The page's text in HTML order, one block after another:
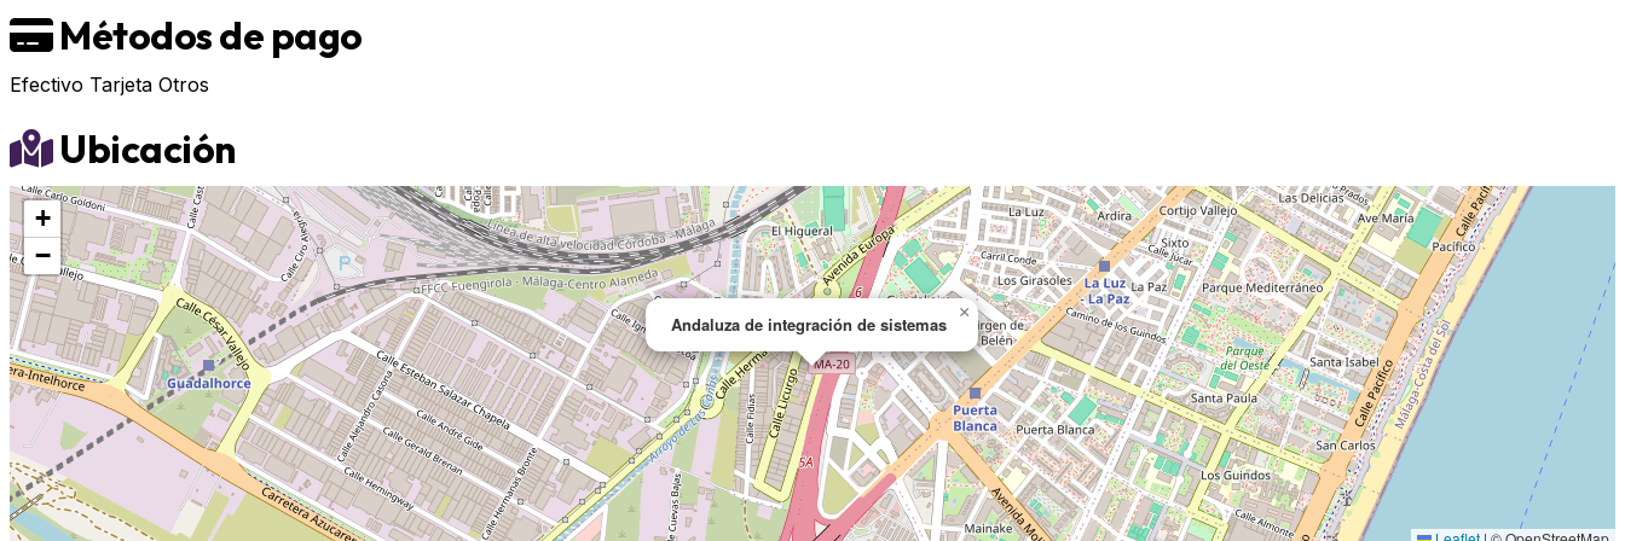
Métodos de pago
Efectivo Tarjeta Otros
Ubicación
Andaluza de integración de sistemas
×
+
−